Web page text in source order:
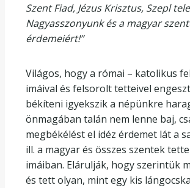
Szent Fiad, Jézus Krisztus, Szepl
Nagyasszonyunk és a magyar
érdemeiért!”
Világos, hogy a római – katolikus
imáival és felsorolt tetteivel
békíteni igyekszik a népünkre
önmagában talán nem lenne baj,
megbékélést el idéz érdemet lát a
ill. a magyar és összes szentek
imáiban. Elárulják, hogy szerintük
és tett olyan, mint egy kis